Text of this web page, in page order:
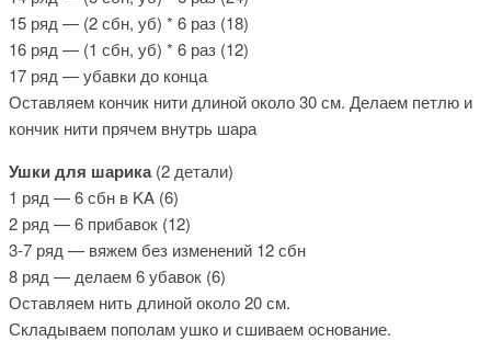
15 ряд — (2 сбн, уб) * 6 раз (18)
16 ряд — (1 сбн, уб) * 6 раз (12)
17 ряд — убавки до конца
Оставляем кончик нити длиной около 30 см. Делаем петлю и
кончик нити прячем внутрь шара
Ушки для шарика(2 детали)
1 ряд — 6 сбн в KA (6)
2 ряд — 6 прибавок (12)
3-7 ряд — вяжем без изменений 12 сбн
8 ряд — делаем 6 убавок (6)
Оставляем нить длиной около 20 см.
Складываем пополам ушко и сшиваем основание.